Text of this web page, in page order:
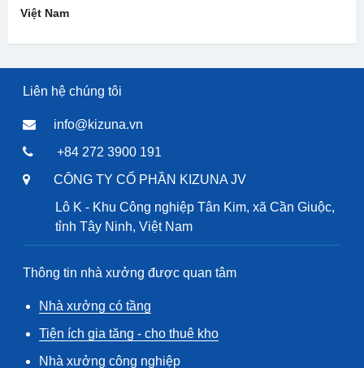
Việt Nam
Liên hệ chúng tôi
info@kizuna.vn
+84 272 3900 191
CÔNG TY CỔ PHẦN KIZUNA JV
Lô K - Khu Công nghiệp Tân Kim, xã Cần Giuộc,
tỉnh Tây Ninh, Việt Nam
Thông tin nhà xưởng được quan tâm
Nhà xưởng có tầng
Tiện ích gia tăng - cho thuê kho
Nhà xưởng công nghiệp